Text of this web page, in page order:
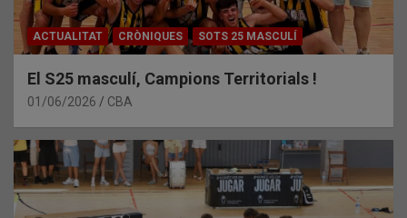
ACTUALITAT CRÒNIQUES SOTS 25 MASCULÍ
El S25 masculí, Campions Territorials !
01/06/2026 CBA